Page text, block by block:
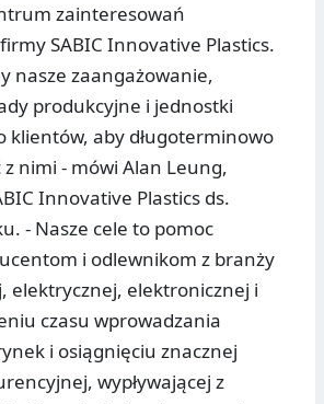
zainteresowań
SABIC Innovative Plastics.
nasze zaangażowanie,
produkcyjne i jednostki
klientów, aby długoterminowo
z nimi - mówi Alan Leung,
Innovative Plastics ds.
- Nasze cele to pomoc
i odlewnikom z branży
elektrycznej, elektronicznej i
czasu wprowadzania
i osiągnięciu znacznej
wypływającej z